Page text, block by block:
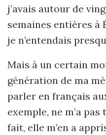
j’avais autour de
semaines entières à
je n’entendais
Mais à un certain
génération de ma
parler en français
exemple, ne m’a
fait, elle m’en a